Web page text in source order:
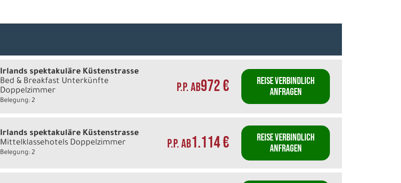
Irlands spektakuläre Küstenstrasse
Bed & Breakfast Unterkünfte
Doppelzimmer
Belegung: 2
P.P. AB972 €
REISE VERBINDLICH
ANFRAGEN
Irlands spektakuläre Küstenstrasse
Mittelklassehotels Doppelzimmer
Belegung: 2
P.P. AB1.114 €
REISE VERBINDLICH
ANFRAGEN